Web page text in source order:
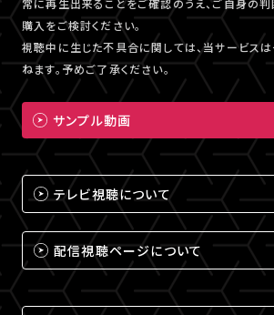
常に再生出来ることをご確認のうえ、ご自身の
購入をご検討ください。
視聴中に生じた不具合に関しては、当サービス
ねます。予めご了承ください。
サンプル動画
テレビ視聴について
配信視聴ページについて